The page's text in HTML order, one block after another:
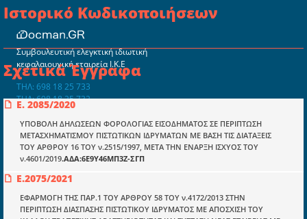
Ιστορικό Κωδικοποιήσεων
Σχετικά Έγγραφα
Ε. 2085/2020
ΥΠΟΒΟΛΗ ΔΗΛΩΣΕΩΝ ΦΟΡΟΛΟΓΙΑΣ ΕΙΣΟΔΗΜΑΤΟΣ ΣΕ ΠΕΡΙΠΤΩΣΗ
ΜΕΤΑΣΧΗΜΑΤΙΣΜΟΥ ΠΙΣΤΩΤΙΚΩΝ ΙΔΡΥΜΑΤΩΝ ΜΕ ΒΑΣΗ ΤΙΣ ΔΙΑΤΑΞΕΙΣ
ΤΟΥ ΑΡΘΡΟΥ 16 ΤΟΥ ν.2515/1997, ΜΕΤΑ ΤΗΝ ΕΝΑΡΞΗ ΙΣΧΥΟΣ ΤΟΥ
ν.4601/2019.ΑΔΑ:6Ε9Υ46ΜΠ3Ζ-ΣΓΠ
Ε.2075/2021
ΕΦΑΡΜΟΓΗ ΤΗΣ ΠΑΡ.1 ΤΟΥ ΑΡΘΡΟΥ 58 ΤΟΥ ν.4172/2013 ΣΤΗΝ
ΠΕΡΙΠΤΩΣΗ ΔΙΑΣΠΑΣΗΣ ΠΙΣΤΩΤΙΚΟΥ ΙΔΡΥΜΑΤΟΣ ΜΕ ΑΠΟΣΧΙΣΗ ΤΟΥ
Συμβουλευτική ελεγκτική ιδιωτική
κεφαλαιουχική εταιρεία Ι.Κ.Ε
ΤΗΛ: 698 18 25 733
ΤΗΛ: 698 18 25 732
mydocmangr@gmail.com
Docman.gr
Ποιοί είμαστε;
Μια πολυετής εθελοντική προσπάθεια που
μετατράπηκε σε επιχειρηματική οντότητα και φιλοδοξεί να συμβάλλει
στην διάδοση της γνώσης.